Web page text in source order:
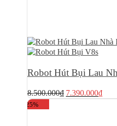
Robot Hút Bụi Lau
8.500.000₫ Giá
gốc
7.390.000₫Giá
hiện
-25%